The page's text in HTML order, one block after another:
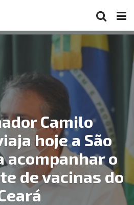
Camilo
hoje a São
acompanhar o
de vacinas do